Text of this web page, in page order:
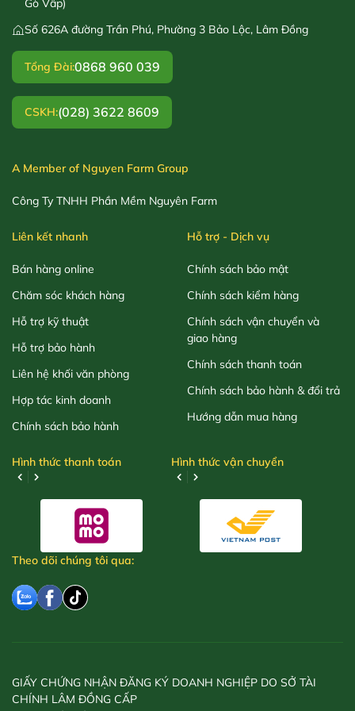
Gò Vấp)
Số 626A đường Trần Phú, Phường 3 Bảo Lộc, Lâm Đồng
Tổng Đài:0868 960 039
CSKH:(028) 3622 8609
A Member of Nguyen Farm Group
Công Ty TNHH Phần Mềm Nguyên Farm
Liên kết nhanh
Bán hàng online
Chăm sóc khách hàng
Hỗ trợ kỹ thuật
Hỗ trợ bảo hành
Liên hệ khối văn phòng
Hợp tác kinh doanh
Chính sách bảo hành
Hỗ trợ - Dịch vụ
Chính sách bảo mật
Chính sách kiểm hàng
Chính sách vận chuyển và
giao hàng
Chính sách thanh toán
Chính sách bảo hành & đổi trả
Hướng dẫn mua hàng
Hình thức thanh toán Hình thức vận chuyển
Theo dõi chúng tôi qua:
GIẤY CHỨNG NHẬN ĐĂNG KÝ DOANH NGHIỆP DO SỞ TÀI
CHÍNH LÂM ĐỒNG CẤP